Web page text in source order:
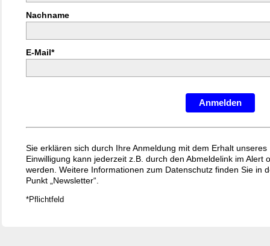
Nachname
E-Mail*
Anmelden
Sie erklären sich durch Ihre Anmeldung mit dem Erhalt
Einwilligung kann jederzeit z.B. durch den Abmeldelink im Alert
werden. Weitere Informationen zum Datenschutz finden Sie in
Punkt „Newsletter“.
*Pflichtfeld